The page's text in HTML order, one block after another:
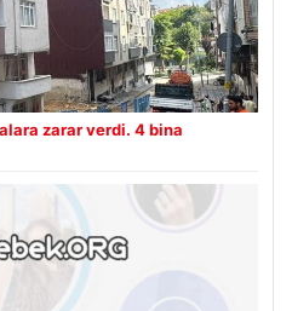
zarar verdi. 4 bina